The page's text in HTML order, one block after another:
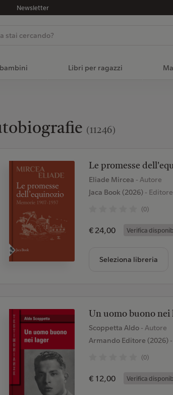
Newsletter
Libri per ragazzi
(11246)
Le promesse
Eliade Mircea - Autore
Jaca Book (2026)- Editore
(0)
€ 24,00 Verifica
Seleziona libreria
Un uomo buono nei
Scoppetta Aldo - Autore
Armando Editore (2026)-
(0)
€ 12,00 Verifica